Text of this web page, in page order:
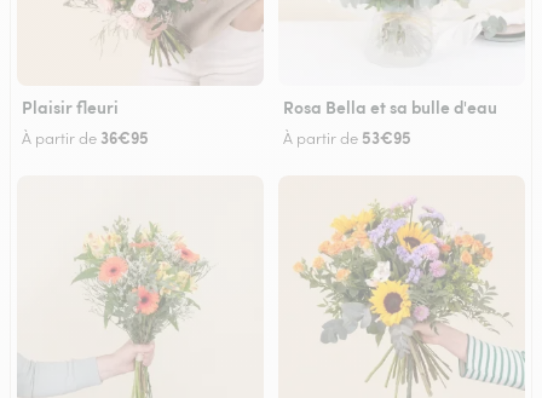
Plaisir fleuri
À partir de 36€95
Rosa Bella et sa bulle d'eau
À partir de 53€95